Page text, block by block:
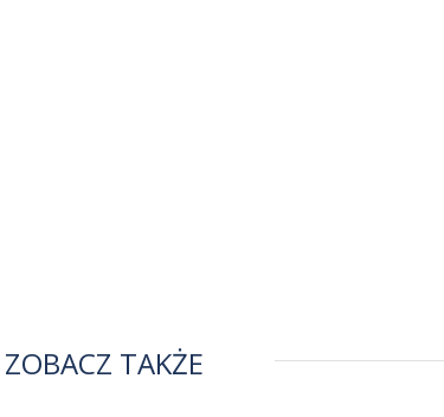
ZOBACZ TAKŻE